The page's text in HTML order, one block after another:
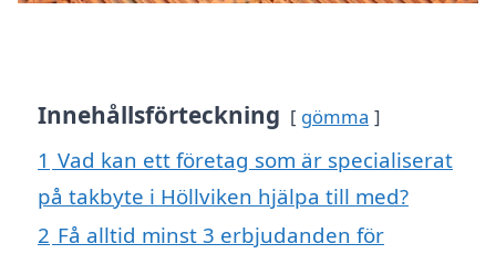
Innehållsförteckning gömma
1 Vad kan ett företag som är specialiserat
på takbyte i Höllviken hjälpa till med?
2 Få alltid minst 3 erbjudanden för